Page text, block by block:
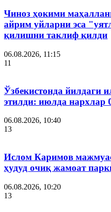
Чиноз ҳокими
айрим уйларни эса
қилишни таклиф қилди
06.08.2026, 11:15
11
Ўзбекистонда йилдаги
этилди: июлда нархлар
06.08.2026, 10:40
13
Ислом Каримов
ҳудуд очиқ жамоат
06.08.2026, 10:20
13